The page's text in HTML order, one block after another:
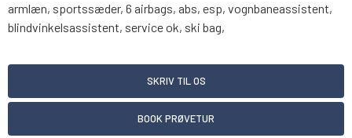
armlæn, sportssæder, 6 airbags, abs, esp, vognbaneassistent,
blindvinkelsassistent, service ok, ski bag,
SKRIV TIL OS
BOOK PRØVETUR